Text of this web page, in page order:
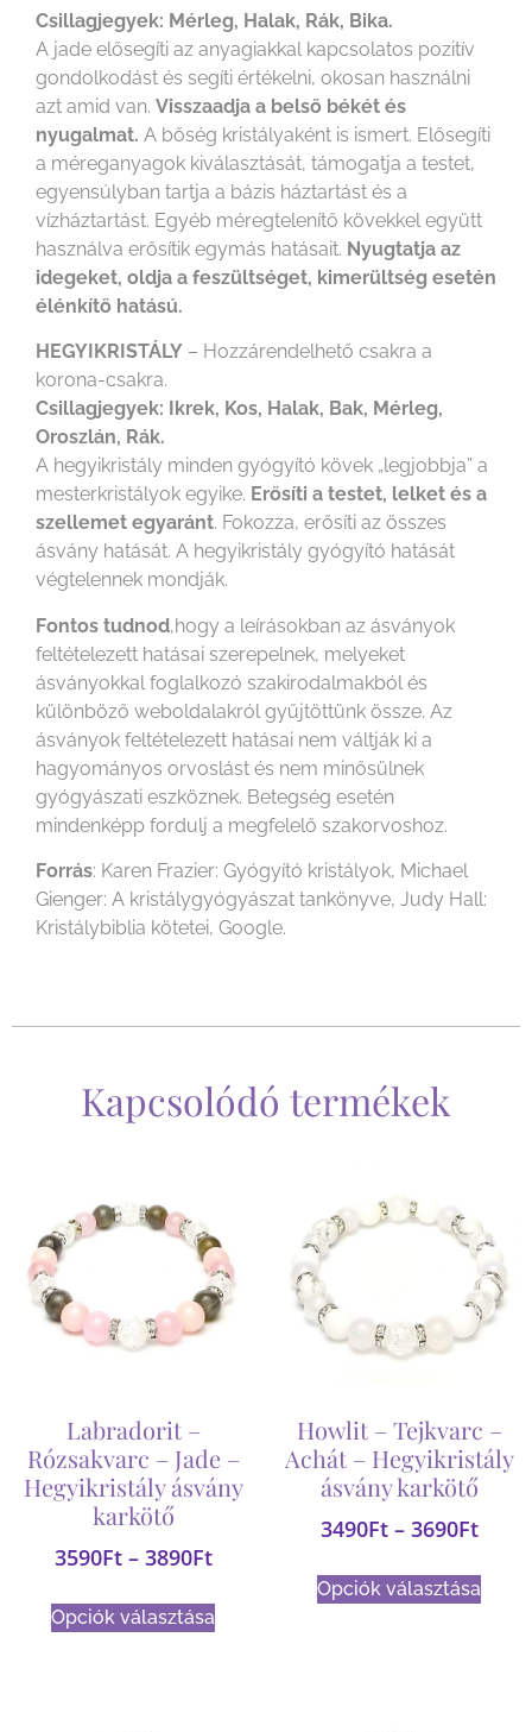
Csillagjegyek: Mérleg, Halak, Rák, Bika.
A jade elősegíti az anyagiakkal kapcsolatos pozitív
gondolkodást és segíti értékelni, okosan használni
azt amid van. Visszaadja a belső békét és
nyugalmat. A bőség kristályaként is ismert. Elősegíti
a méreganyagok kiválasztását, támogatja a testet,
egyensúlyban tartja a bázis háztartást és a
vízháztartást. Egyéb méregtelenítő kövekkel együtt
használva erősítik egymás hatásait. Nyugtatja az
idegeket, oldja a feszültséget, kimerültség esetén
élénkítő hatású.
HEGYIKRISTÁLY – Hozzárendelhető csakra a
korona-csakra.
Csillagjegyek: Ikrek, Kos, Halak, Bak, Mérleg,
Oroszlán, Rák.
A hegyikristály minden gyógyító kövek „legjobbja” a
mesterkristályok egyike. Erősíti a testet, lelket és a
szellemet egyaránt. Fokozza, erősíti az összes
ásvány hatását. A hegyikristály gyógyító hatását
végtelennek mondják.
Fontos tudnod,hogy a leírásokban az ásványok
feltételezett hatásai szerepelnek, melyeket
ásványokkal foglalkozó szakirodalmakból és
különböző weboldalakról gyűjtöttünk össze. Az
ásványok feltételezett hatásai nem váltják ki a
hagyományos orvoslást és nem minősülnek
gyógyászati eszköznek. Betegség esetén
mindenképp fordulj a megfelelő szakorvoshoz.
Forrás: Karen Frazier: Gyógyító kristályok, Michael
Gienger: A kristálygyógyászat tankönyve, Judy Hall:
Kristálybiblia kötetei, Google.
Kapcsolódó termékek
Labradorit –
Rózsakvarc – Jade –
Hegyikristály ásvány
karkötő
3590Ft – 3890Ft
Opciók választása
Howlit – Tejkvarc –
Achát – Hegyikristály
ásvány karkötő
3490Ft – 3690Ft
Opciók választása